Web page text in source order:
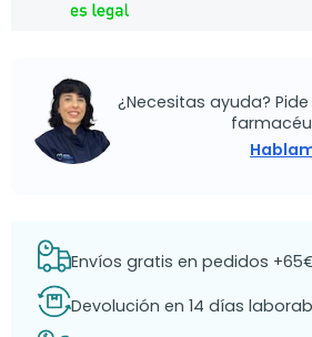
¿Necesitas ayuda?
Envíos gratis en pedidos
Devolución en 14 días